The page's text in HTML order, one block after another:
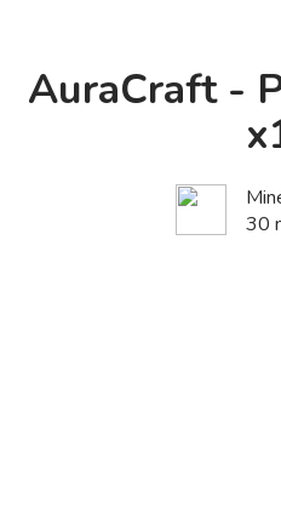
AuraCraft -
30